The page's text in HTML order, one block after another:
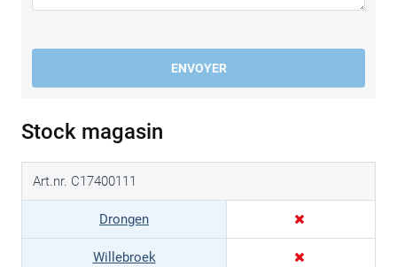
ENVOYER
Stock magasin
Art.nr. C17400111
Drongen
Willebroek